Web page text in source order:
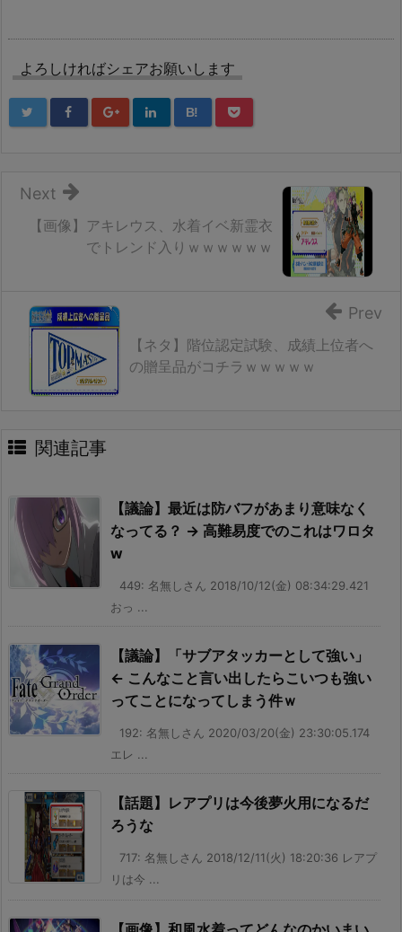
よろしければシェアお願いします
B!
【画像】アキレウス、水着イベ新霊衣
でトレンド入りｗｗｗｗｗｗ
Next
【ネタ】階位認定試験、成績上位者へ
の贈呈品がコチラｗｗｗｗｗ
Prev
関連記事
【議論】最近は防バフがあまり意味なく
なってる？ → 高難易度でのこれはワロタ
w
449: 名無しさん 2018/10/12(金) 08:34:29.421
おっ ...
【議論】「サブアタッカーとして強い」
← こんなこと言い出したらこいつも強い
ってことになってしまう件ｗ
192: 名無しさん 2020/03/20(金) 23:30:05.174
エレ ...
【話題】レアプリは今後夢火用になるだ
ろうな
717: 名無しさん 2018/12/11(火) 18:20:36 レアプ
リは今 ...